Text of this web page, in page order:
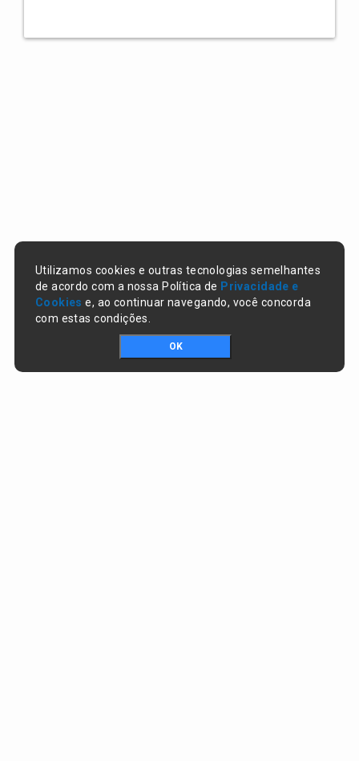
Utilizamos cookies e outras tecnologias semelhantes
de acordo com a nossa Política de Privacidade e
Cookies e, ao continuar navegando, você concorda
com estas condições.
OK